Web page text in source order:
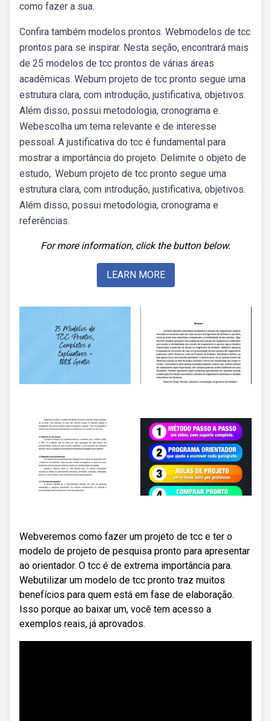
como fazer a sua.
Confira também modelos prontos. Webmodelos de tcc
prontos para se inspirar. Nesta seção, encontrará mais
de 25 modelos de tcc prontos de várias áreas
acadêmicas. Webum projeto de tcc pronto segue uma
estrutura clara, com introdução, justificativa, objetivos.
Além disso, possui metodologia, cronograma e.
Webescolha um tema relevante e de interesse
pessoal. A justificativa do tcc é fundamental para
mostrar a importância do projeto. Delimite o objeto de
estudo,. Webum projeto de tcc pronto segue uma
estrutura clara, com introdução, justificativa, objetivos.
Além disso, possui metodologia, cronograma e
referências.
For more information, click the button below.
LEARN MORE
Webveremos como fazer um projeto de tcc e ter o
modelo de projeto de pesquisa pronto para apresentar
ao orientador. O tcc é de extrema importância para.
Webutilizar um modelo de tcc pronto traz muitos
benefícios para quem está em fase de elaboração.
Isso porque ao baixar um, você tem acesso a
exemplos reais, já aprovados.